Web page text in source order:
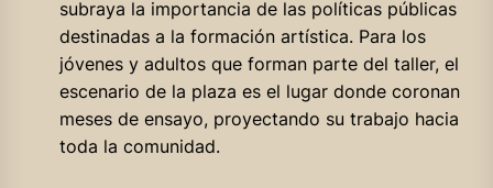
subraya la importancia de las políticas públicas
destinadas a la formación artística. Para los
jóvenes y adultos que forman parte del taller, el
escenario de la plaza es el lugar donde coronan
meses de ensayo, proyectando su trabajo hacia
toda la comunidad.